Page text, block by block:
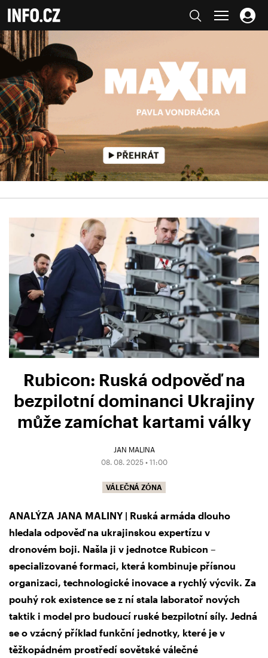
Rubicon: Ruská odpověď na
bezpilotní dominanci Ukrajiny
může zamíchat kartami války
JAN MALINA
08. 08. 2025 • 11:00
VÁLEČNÁ ZÓNA
ANALÝZA JANA MALINY | Ruská armáda dlouho
hledala odpověď na ukrajinskou expertízu v
dronovém boji. Našla ji v jednotce Rubicon –
specializované formaci, která kombinuje přísnou
organizaci, technologické inovace a rychlý výcvik. Za
pouhý rok existence se z ní stala laboratoř nových
taktik i model pro budoucí ruské bezpilotní síly. Jedná
se o vzácný příklad funkční jednotky, které je v
těžkopádném prostředí sovětské válečné